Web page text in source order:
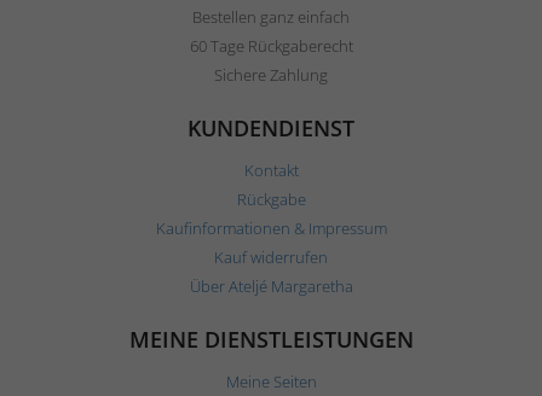
Bestellen ganz einfach
60 Tage Rückgaberecht
Sichere Zahlung
KUNDENDIENST
Kontakt
Rückgabe
Kaufinformationen & Impressum
Kauf widerrufen
Über Ateljé Margaretha
MEINE DIENSTLEISTUNGEN
Meine Seiten